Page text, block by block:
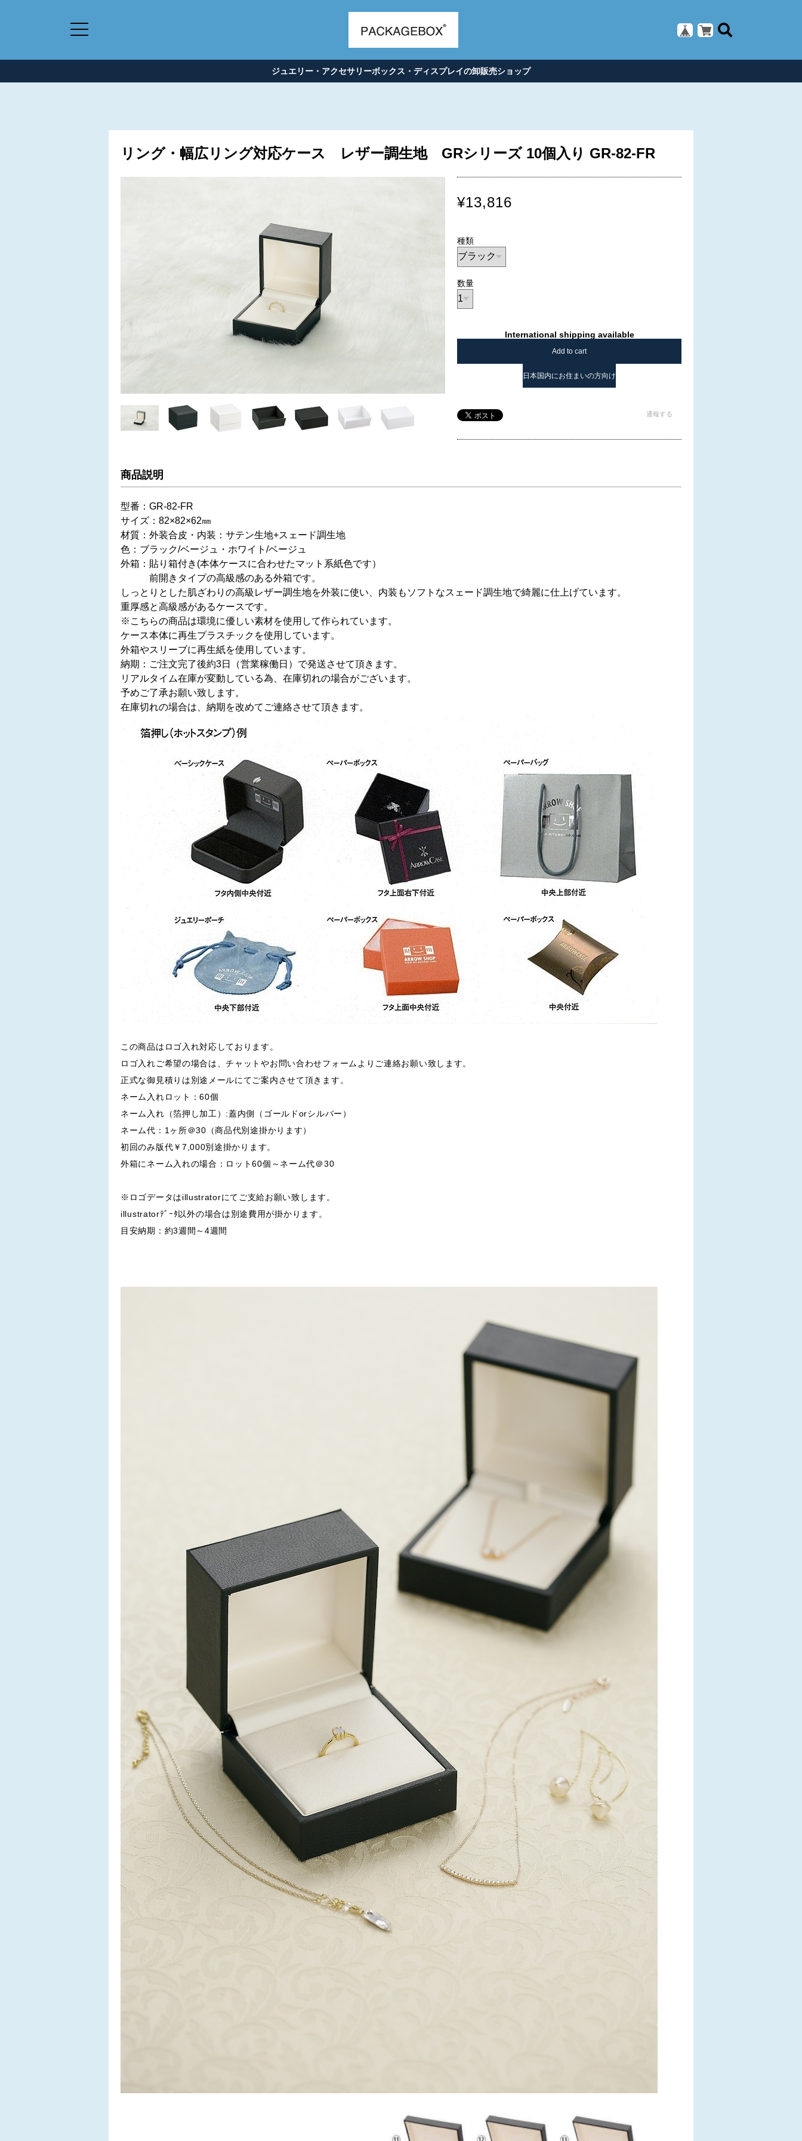
ジュエリー・アクセサリーボックス・ディスプレイの卸販売ショップ
リング・幅広リング対応ケース レザー調生地 GRシリーズ 10個入り GR-82-FR
¥13,816
種類
数量
International shipping available
Add to cart
日本国内にお住まいの方向け
通報する
商品説明
型番：GR-82-FR
サイズ：82×82×62㎜
材質：外装合皮・内装：サテン生地+スェード調生地
色：ブラック/ベージュ・ホワイト/ベージュ
外箱：貼り箱付き(本体ケースに合わせたマット系紙色です）
前開きタイプの高級感のある外箱です。
しっとりとした肌ざわりの高級レザー調生地を外装に使い、内装もソフトなスェード調生地で綺麗に仕上げています。
重厚感と高級感があるケースです。
※こちらの商品は環境に優しい素材を使用して作られています。
ケース本体に再生プラスチックを使用しています。
外箱やスリーブに再生紙を使用しています。
納期：ご注文完了後約3日（営業稼働日）で発送させて頂きます。
リアルタイム在庫が変動している為、在庫切れの場合がございます。
予めご了承お願い致します。
在庫切れの場合は、納期を改めてご連絡させて頂きます。
この商品はロゴ入れ対応しております。
ロゴ入れご希望の場合は、チャットやお問い合わせフォームよりご連絡お願い致します。
正式な御見積りは別途メールにてご案内させて頂きます。
ネーム入れロット：60個
ネーム入れ（箔押し加工）:蓋内側（ゴールドorシルバー）
ネーム代：1ヶ所＠30（商品代別途掛かります）
初回のみ版代￥7,000別途掛かります。
外箱にネーム入れの場合：ロット60個～ネーム代＠30
※ロゴデータはillustratorにてご支給お願い致します。
illustratorﾃﾞｰﾀ以外の場合は別途費用が掛かります。
目安納期：約3週間～4週間